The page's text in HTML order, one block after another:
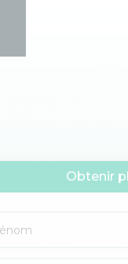
Obtenir